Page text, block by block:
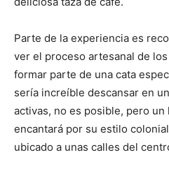
Parte de la experiencia es
ver el proceso artesanal de
formar parte de una cata
sería increíble descansar en
activas, no es posible, pero un
encantará por su estilo
ubicado a unas calles del